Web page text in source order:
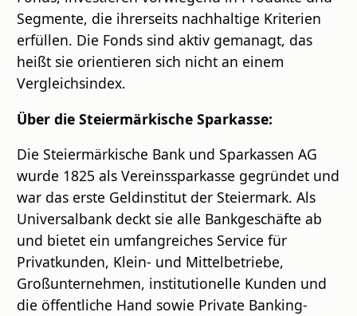
Segmente, die ihrerseits nachhaltige Kriterien
erfüllen. Die Fonds sind aktiv gemanagt, das
heißt sie orientieren sich nicht an einem
Vergleichsindex.
Über die Steiermärkische Sparkasse:
Die Steiermärkische Bank und Sparkassen AG
wurde 1825 als Vereinssparkasse gegründet und
war das erste Geldinstitut der Steiermark. Als
Universalbank deckt sie alle Bankgeschäfte ab
und bietet ein umfangreiches Service für
Privatkunden, Klein- und Mittelbetriebe,
Großunternehmen, institutionelle Kunden und
die öffentliche Hand sowie Private Banking-